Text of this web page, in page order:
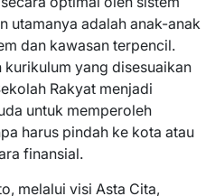
utamanya adalah anak-anak
dan kawasan terpencil.
yang disesuaikan
Rakyat menjadi
untuk memperoleh
harus pindah ke kota atau
finansial.
melalui visi Asta Cita,